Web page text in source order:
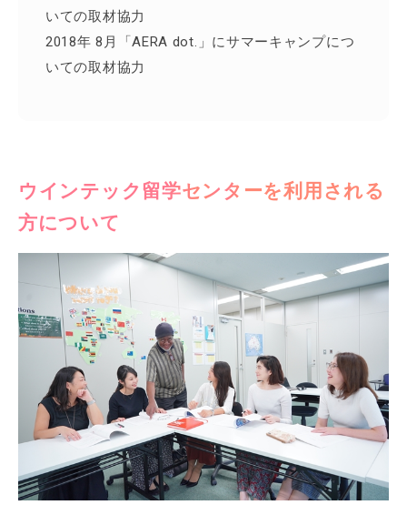
いての取材協力
2018年 8月「AERA dot.」にサマーキャンプにつ
いての取材協力
ウインテック留学センターを利用される
方について